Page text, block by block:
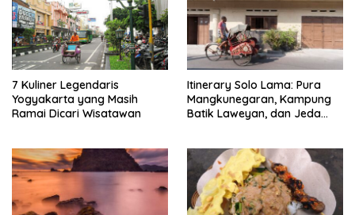
7 Kuliner Legendaris
Yogyakarta yang Masih
Ramai Dicari Wisatawan
Itinerary Solo Lama: Pura
Mangkunegaran, Kampung
Batik Laweyan, dan Jeda